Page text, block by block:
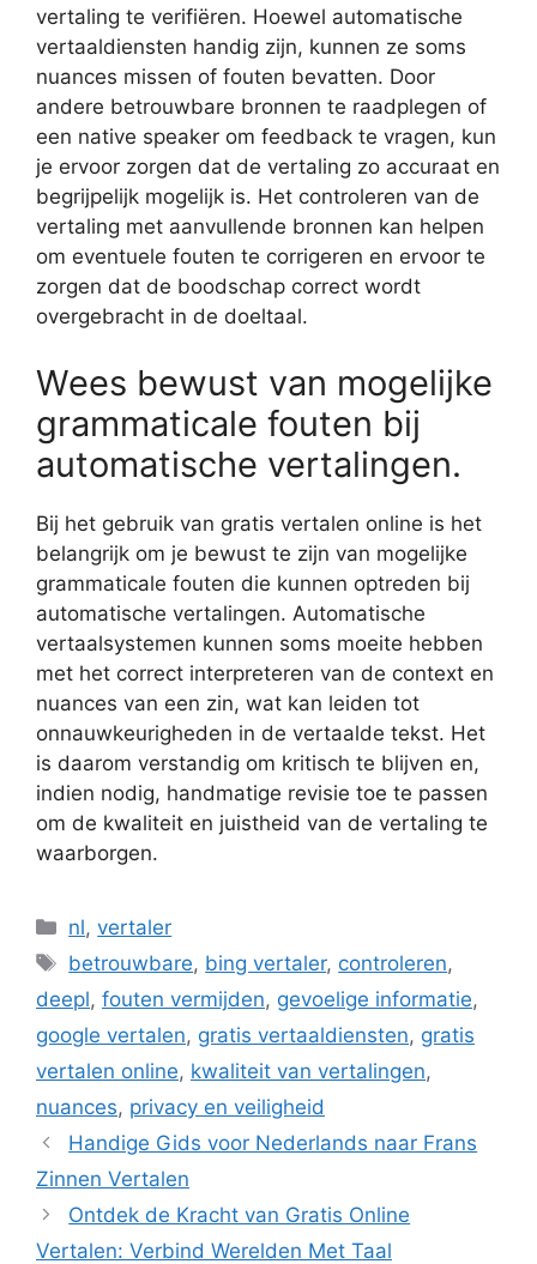
vertaling te verifiëren. Hoewel automatische
vertaaldiensten handig zijn, kunnen ze soms
nuances missen of fouten bevatten. Door
andere betrouwbare bronnen te raadplegen of
een native speaker om feedback te vragen, kun
je ervoor zorgen dat de vertaling zo accuraat en
begrijpelijk mogelijk is. Het controleren van de
vertaling met aanvullende bronnen kan helpen
om eventuele fouten te corrigeren en ervoor te
zorgen dat de boodschap correct wordt
overgebracht in de doeltaal.
Wees bewust van mogelijke
grammaticale fouten bij
automatische vertalingen.
Bij het gebruik van gratis vertalen online is het
belangrijk om je bewust te zijn van mogelijke
grammaticale fouten die kunnen optreden bij
automatische vertalingen. Automatische
vertaalsystemen kunnen soms moeite hebben
met het correct interpreteren van de context en
nuances van een zin, wat kan leiden tot
onnauwkeurigheden in de vertaalde tekst. Het
is daarom verstandig om kritisch te blijven en,
indien nodig, handmatige revisie toe te passen
om de kwaliteit en juistheid van de vertaling te
waarborgen.
Categorieën
nl,vertaler
Tags
betrouwbare, bing vertaler, controleren,
deepl, fouten vermijden, gevoelige informatie,
google vertalen, gratis vertaaldiensten, gratis
vertalen online, kwaliteit van vertalingen,
nuances, privacy en veiligheid
Handige Gids voor Nederlands naar Frans
Zinnen Vertalen
Ontdek de Kracht van Gratis Online
Vertalen: Verbind Werelden Met Taal